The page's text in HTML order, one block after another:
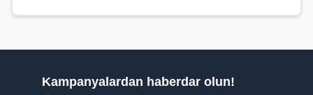
Kampanyalardan haberdar olun!